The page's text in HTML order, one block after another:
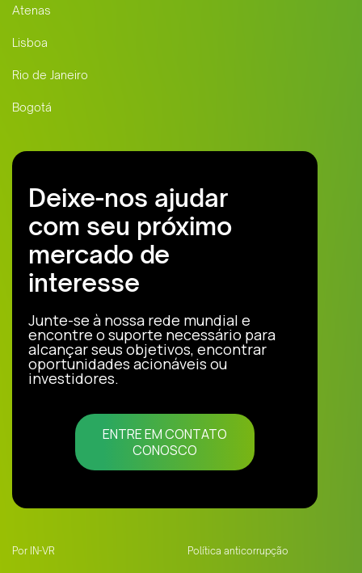
Atenas
Lisboa
Rio de Janeiro
Bogotá
Deixe-nos ajudar
com seu próximo
mercado de
interesse
Junte-se à nossa rede mundial e
encontre o suporte necessário para
alcançar seus objetivos, encontrar
oportunidades acionáveis ou
investidores.
ENTRE EM CONTATO
CONOSCO
Por IN-VR Política anticorrupção